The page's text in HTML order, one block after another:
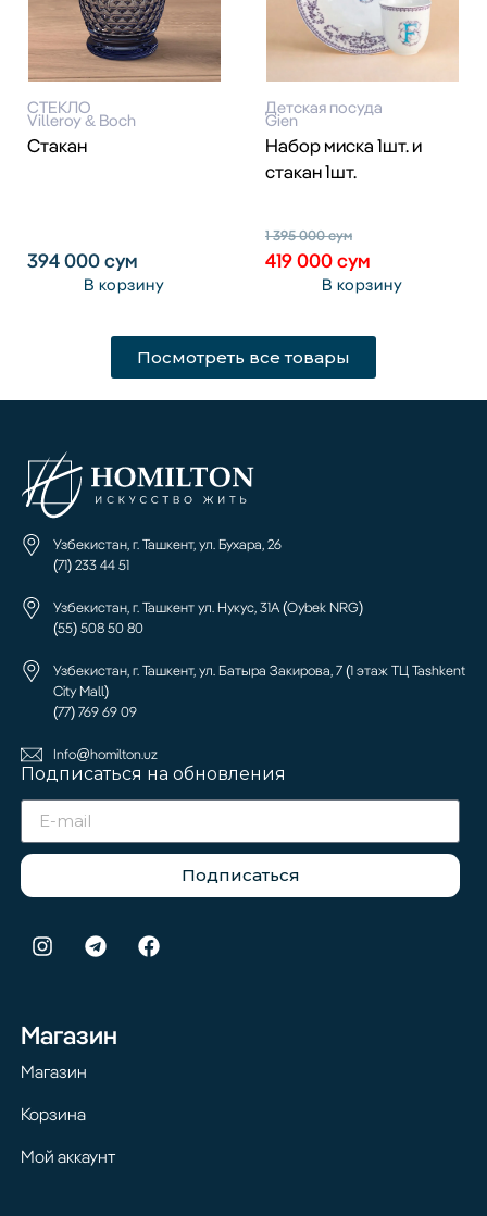
СТЕКЛО
Villeroy & Boch
Стакан
394 000сум
В корзину
Детская посуда
Gien
Набор миска 1шт. и
стакан 1шт.
1 395 000сум
419 000сум
В корзину
Посмотреть все товары
Узбекистан, г. Ташкент, ул. Бухара, 26
(71) 233 44 51
Узбекистан, г. Ташкент ул. Нукус, 31А (Oybek NRG)
(55) 508 50 80
Узбекистан, г. Ташкент, ул. Батыра Закирова, 7 (1 этаж ТЦ Tashkent
City Mall)
(77) 769 69 09
Info@homilton.uz
Подписаться на обновления
Подписаться
Магазин
Магазин
Корзина
Мой аккаунт